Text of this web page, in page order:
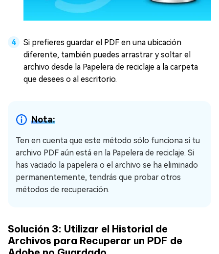
Si prefieres guardar el PDF en una ubicación
diferente, también puedes arrastrar y soltar el
archivo desde la Papelera de reciclaje a la carpeta
que desees o al escritorio.
Nota:
Ten en cuenta que este método sólo funciona si tu
archivo PDF aún está en la Papelera de reciclaje. Si
has vaciado la papelera o el archivo se ha eliminado
permanentemente, tendrás que probar otros
métodos de recuperación.
Solución 3: Utilizar el Historial de
Archivos para Recuperar un PDF de